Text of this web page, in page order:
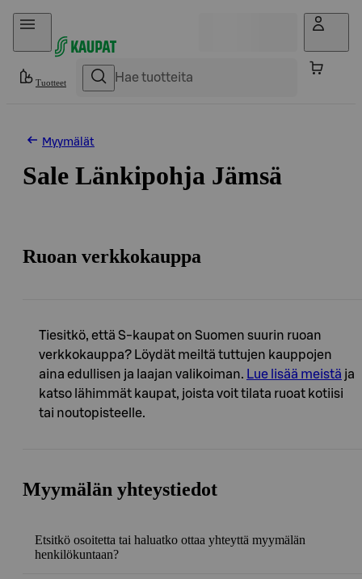
Hyppää sisältöön
Tuotteet
Myymälät
Sale Länkipohja Jämsä
Ruoan verkkokauppa
Tiesitkö, että S-kaupat on Suomen suurin ruoan
verkkokauppa? Löydät meiltä tuttujen kauppojen
aina edullisen ja laajan valikoiman. Lue lisää meistä ja
katso lähimmät kaupat, joista voit tilata ruoat kotiisi
tai noutopisteelle.
Myymälän yhteystiedot
Etsitkö osoitetta tai haluatko ottaa yhteyttä myymälän
henkilökuntaan?